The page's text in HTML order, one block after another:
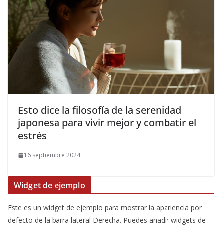
​Esto dice la filosofía de la serenidad
japonesa para vivir mejor y combatir el
estrés
16 septiembre 2024
Widget de ejemplo
Este es un widget de ejemplo para mostrar la apariencia por
defecto de la barra lateral Derecha. Puedes añadir widgets de